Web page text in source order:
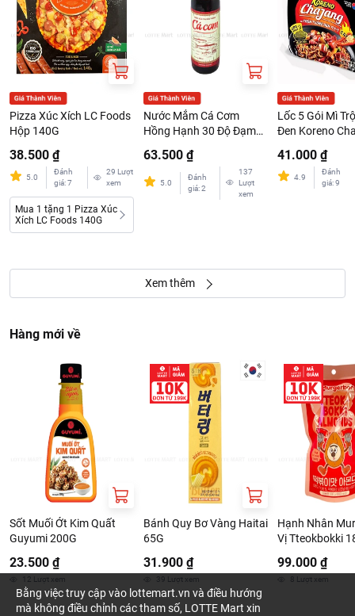
Pizza Xúc Xích LC Foods
Hộp 140G
38.500 ₫
5.0
Đánh
giá:7
29 Lượt
xem
Mua 1 tặng 1 Pizza Xúc
Xích LC Foods 140G
Nước Mắm Cá Cơm
Hồng Hạnh 30 Độ Đạm
63.500 ₫
5.0
Đánh
giá:2
137
Lượt
xem
Lốc 5 Gói Mì
Đen Koreno
41.000 ₫
4.9
Đánh
giá:9
Xem thêm
Hàng mới về
Sốt Muối Ớt Kim Quất
Guyumi 200G
23.500 ₫
12 Lượt xem
Bánh Quy Bơ Vàng Haitai
65G
31.900 ₫
39 Lượt xem
Hạnh Nhân
Vị Tteokbokki
99.000 ₫
8 Lượt xem
Bằng việc truy cập vào lottemart.vn và điều hướng
mà không điều chỉnh các tham số, LOTTE Mart xin